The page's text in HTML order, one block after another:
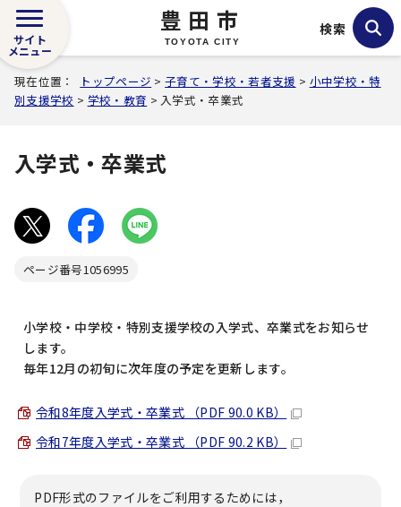
豊田市
TOYOTA CITY
サイト
メニュー
検索
現在位置： トップページ >子育て・学校・若者支援 > 小中学校・特
別支援学校 > 学校・教育 > 入学式・卒業式
入学式・卒業式
ページ番号1056995
小学校・中学校・特別支援学校の入学式、卒業式をお知らせ
します。
毎年12月の初旬に次年度の予定を更新します。
令和8年度入学式・卒業式 （PDF 90.0 KB）
令和7年度入学式・卒業式 （PDF 90.2 KB）
PDF形式のファイルをご利用するためには，